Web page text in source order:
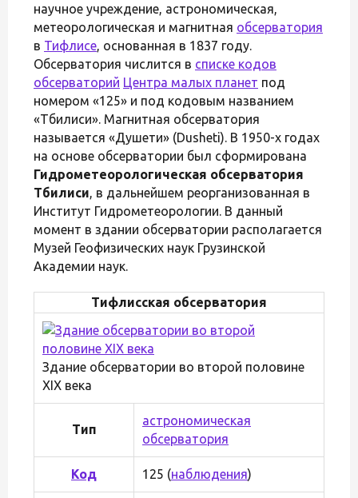
научное учреждение, астрономическая,
метеорологическая и магнитная обсерватория
в Тифлисе, основанная в 1837 году.
Обсерватория числится в списке кодов
обсерваторий Центра малых планет под
номером «125» и под кодовым названием
«Тбилиси». Магнитная обсерватория
называется «Душети» (Dusheti). В 1950-х годах
на основе обсерватории был сформирована
Гидрометеорологическая обсерватория
Тбилиси, в дальнейшем реорганизованная в
Институт Гидрометеорологии. В данный
момент в здании обсерватории располагается
Музей Геофизических наук Грузинской
Академии наук.
Тифлисская обсерватория
Здание обсерватории во второй половине
XIX века
Тип
астрономическая
обсерватория
Код 125 (наблюдения)